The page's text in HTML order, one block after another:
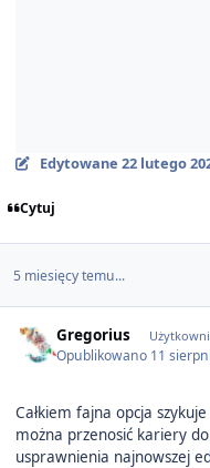
Edytowane 22 lutego
Cytuj
5 miesięcy temu...
Gregorius
Opublikowano 11
Całkiem fajna opcja
można przenosić kariery
usprawnienia najnowszej